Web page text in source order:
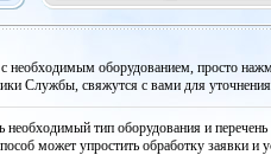
необходимым оборудованием, просто
Службы, свяжутся с вами для
тип оборудования и
может упростить обработку заявки и